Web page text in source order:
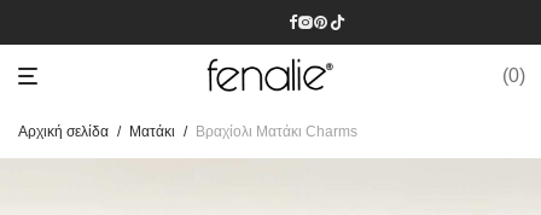
0
Αρχική σελίδα / Mατάκι / Βραχίολι Ματάκι Charms